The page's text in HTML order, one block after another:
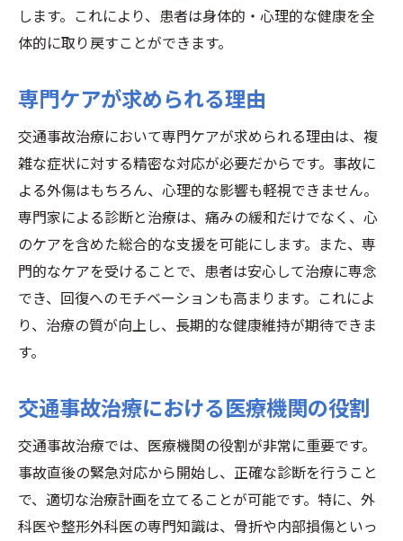
個別化治療プランの基本とは
患者のニーズを考慮した治療法
個別化されたアプローチの重要性
治療効果を高めるためのモニタリング
患者の声を活かした治療プラン
交通事故治療における心理的ケアの役割とその
重要性
心理的ケアが治療に与える影響
心のケアと身体の回復の関係
交通事故後の心的外傷に対する対応
交通事故治療における包括的ケア
迅速な対応が求められる交通事故治療の現場か
ら
緊急対応が必要なケースとは
交通事故治療の現場での迅速な意思決定
します。これにより、患者は身体的・心理的な健康を全
体的に取り戻すことができます。
専門ケアが求められる理由
交通事故治療において専門ケアが求められる理由は、複
雑な症状に対する精密な対応が必要だからです。事故に
よる外傷はもちろん、心理的な影響も軽視できません。
専門家による診断と治療は、痛みの緩和だけでなく、心
のケアを含めた総合的な支援を可能にします。また、専
門的なケアを受けることで、患者は安心して治療に専念
でき、回復へのモチベーションも高まります。これによ
り、治療の質が向上し、長期的な健康維持が期待できま
す。
交通事故治療における医療機関の役割
交通事故治療では、医療機関の役割が非常に重要です。
事故直後の緊急対応から開始し、正確な診断を行うこと
で、適切な治療計画を立てることが可能です。特に、外
科医や整形外科医の専門知識は、骨折や内部損傷といっ